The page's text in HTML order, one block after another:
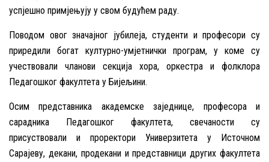
успјешно примјењују у свом будућем раду.
Поводом овог значајног јубилеја, студенти и професори су
приредили богат културно-умјетнички програм, у коме су
учествовали чланови секција хора, оркестра и фолклора
Педагошког факултета у Бијељини.
Осим представника академске заједнице, професора и
сарадника Педагошког факултета, свечаности су
присуствовали и проректори Универзитета у Источном
Сарајеву, декани, продекани и представници других факултета